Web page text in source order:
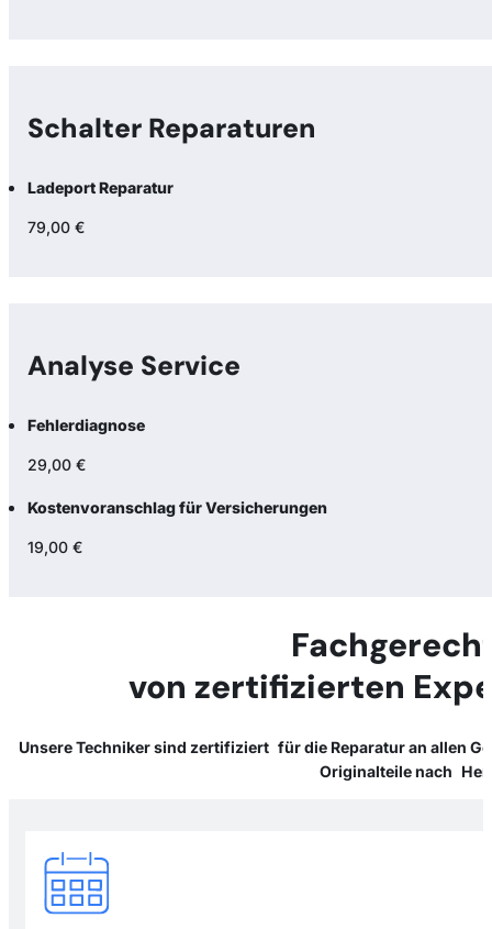
Schalter Reparaturen
Ladeport Reparatur
79,00 €
Analyse Service
Fehlerdiagnose
29,00 €
Kostenvoranschlag für Versicherungen
19,00 €
von zertifizierten
Unsere Techniker sind zertifiziert für die Reparatur an allen
Originalteile nach